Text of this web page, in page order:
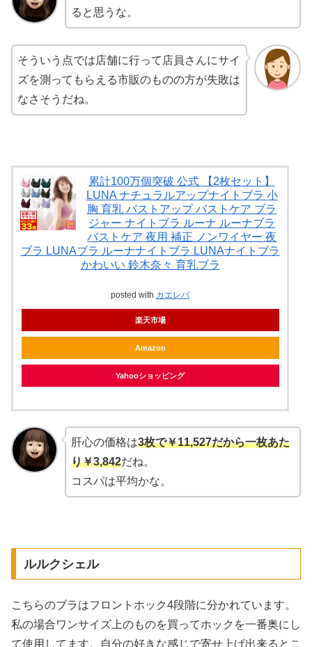
ると思うな。
そういう点では店舗に行って店員さんにサイ
ズを測ってもらえる市販のものの方が失敗は
なさそうだね。
累計100万個突破 公式 【2枚セット】
LUNA ナチュラルアップナイトブラ 小
胸 育乳 バストアップ バストケア ブラ
ジャー ナイトブラ ルーナ ルーナブラ
バストケア 夜用 補正 ノンワイヤー 夜
ブラ LUNAブラ ルーナナイトブラ LUNAナイトブラ
かわいい 鈴木奈々 育乳ブラ
posted with カエレバ
楽天市場
Amazon
Yahooショッピング
肝心の価格は3枚で￥11,527だから一枚あた
り￥3,842だね。
コスパは平均かな。
ルルクシェル
こちらのブラはフロントホック4段階に分かれています。
私の場合ワンサイズ上のものを買ってホックを一番奥にし
て使用してます。自分の好きな感じで寄せ上げ出来るとこ